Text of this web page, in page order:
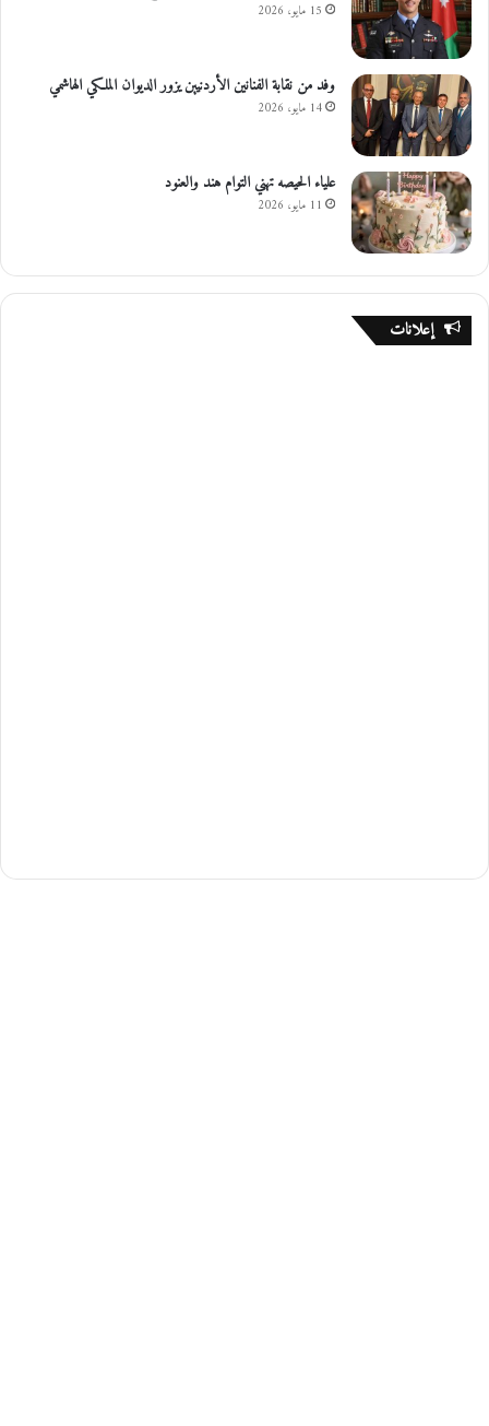
15 مايو، 2026
وفد من نقابة الفنانين الأردنيين يزور الديوان الملكي الهاشمي
14 مايو، 2026
علياء الحيصه تهني التوام هند والعنود
11 مايو، 2026
إعلانات